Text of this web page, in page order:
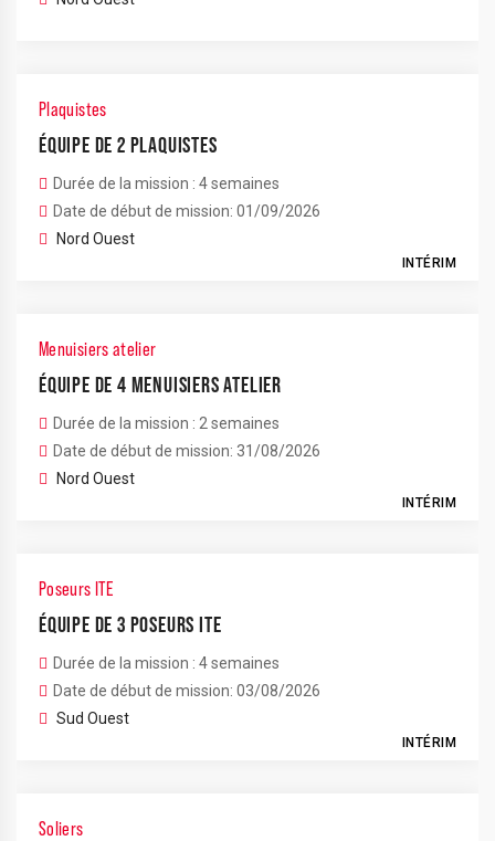
Plaquistes
ÉQUIPE DE 2 PLAQUISTES
Durée de la mission : 4 semaines
Date de début de mission: 01/09/2026
Nord Ouest
INTÉRIM
Menuisiers atelier
ÉQUIPE DE 4 MENUISIERS ATELIER
Durée de la mission : 2 semaines
Date de début de mission: 31/08/2026
Nord Ouest
INTÉRIM
Poseurs ITE
ÉQUIPE DE 3 POSEURS ITE
Durée de la mission : 4 semaines
Date de début de mission: 03/08/2026
Sud Ouest
INTÉRIM
Soliers